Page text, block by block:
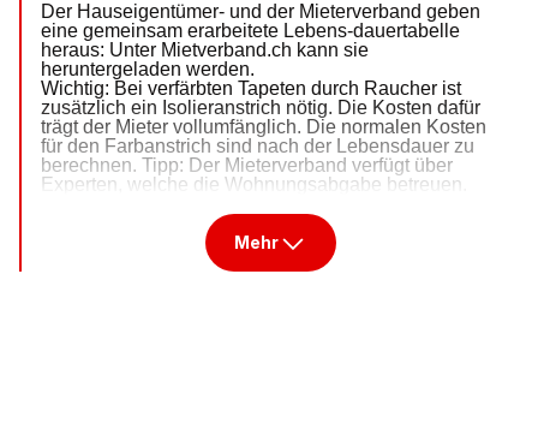
Der Hauseigentümer- und der Mieterverband geben
eine gemeinsam erarbeitete Lebens-dauertabelle
heraus: Unter Mietverband.ch kann sie
heruntergeladen werden.
Wichtig: Bei verfärbten Tapeten durch Raucher ist
zusätzlich ein Isolieranstrich nötig. Die Kosten dafür
trägt der Mieter vollumfänglich. Die normalen Kosten
für den Farbanstrich sind nach der Lebensdauer zu
berechnen. Tipp: Der Mieterverband verfügt über
Experten, welche die Wohnungsabgabe betreuen.
Mehr